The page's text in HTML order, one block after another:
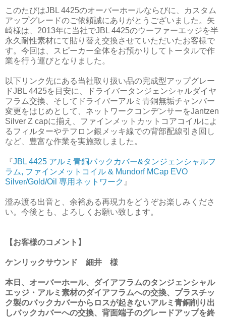
このたびはJBL 4425のオーバーホールならびに、カスタム
アップグレードのご依頼誠にありがとうございました。矢
崎様は、2013年に当社でJBL 4425のウーファーエッジを半
永久耐性素材にて貼り替え交換させていただいたお客様で
す。今回は、スピーカー全体をお預かりしてトータルで作
業を行う運びとなりました。
以下リンク先にある当社取り扱い品の完成型アップグレー
ドJBL 4425を目安に、ドライバータンジェンシャルダイヤ
フラム交換、そしてドライバーアルミ青銅無垢チャンバー
変更をはじめとして、ネットワークコンデンサーをJantzen
Silver Z capに揃え、ファインメットカットコアコイルによ
るフィルターやテフロン銀メッキ線での背部配線引き回し
など、豊富な作業を実施致しました。
『JBL 4425 アルミ青銅バックカバー&タンジェンシャルフ
ラム, ファインメットコイル & Mundorf MCap EVO
Silver/Gold/Oil 専用ネットワーク 』
澄み渡る出音と、余裕ある再現力をどうぞお楽しみくださ
い。今後とも、よろしくお願い致します。
【お客様のコメント】
ケンリックサウンド 細井 様
本日、オーバーホール、ダイアフラムのタンジェンシャル
エッジ・アルミ素材のダイアフラムへの交換、プラスチッ
ク製のバックカバーからロスが起きないアルミ青銅削り出
しバックカバーへの交換、背面端子のグレードアップを終